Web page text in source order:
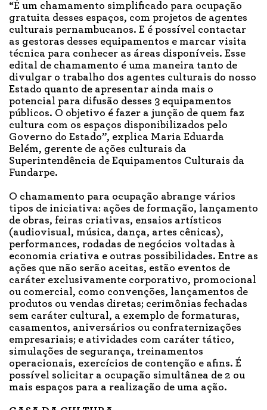
“É um chamamento simplificado para ocupação
gratuita desses espaços, com projetos de agentes
culturais pernambucanos. E é possível contactar
as gestoras desses equipamentos e marcar visita
técnica para conhecer as áreas disponíveis. Esse
edital de chamamento é uma maneira tanto de
divulgar o trabalho dos agentes culturais do nosso
Estado quanto de apresentar ainda mais o
potencial para difusão desses 3 equipamentos
públicos. O objetivo é fazer a junção de quem faz
cultura com os espaços disponibilizados pelo
Governo do Estado”, explica Maria Eduarda
Belém, gerente de ações culturais da
Superintendência de Equipamentos Culturais da
Fundarpe.
O chamamento para ocupação abrange vários
tipos de iniciativa: ações de formação, lançamento
de obras, feiras criativas, ensaios artísticos
(audiovisual, música, dança, artes cênicas),
performances, rodadas de negócios voltadas à
economia criativa e outras possibilidades. Entre as
ações que não serão aceitas, estão eventos de
caráter exclusivamente corporativo, promocional
ou comercial, como convenções, lançamentos de
produtos ou vendas diretas; cerimônias fechadas
sem caráter cultural, a exemplo de formaturas,
casamentos, aniversários ou confraternizações
empresariais; e atividades com caráter tático,
simulações de segurança, treinamentos
operacionais, exercícios de contenção e afins. É
possível solicitar a ocupação simultânea de 2 ou
mais espaços para a realização de uma ação.